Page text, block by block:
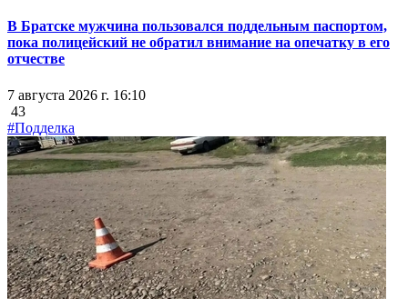
В Братске мужчина пользовался поддельным паспортом,
пока полицейский не обратил внимание на опечатку в его
отчестве
7 августа 2026 г. 16:10
43
#Подделка